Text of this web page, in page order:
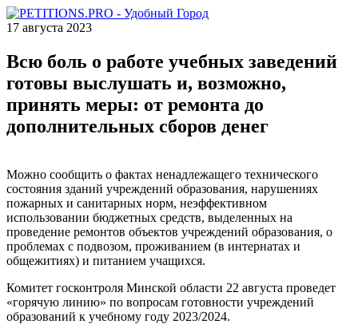
17 августа 2023
Всю боль о работе учебных заведений
готовы выслушать и, возможно,
принять меры: от ремонта до
дополнительных сборов денег
Можно сообщить о фактах ненадлежащего технического
состояния зданий учреждений образования, нарушениях
пожарных и санитарных норм, неэффективном
использовании бюджетных средств, выделенных на
проведение ремонтов объектов учреждений образования, о
проблемах с подвозом, проживанием (в интернатах и
общежитиях) и питанием учащихся.
Комитет госконтроля Минской области 22 августа проведет
«горячую линию» по вопросам готовности учреждений
образований к учебному году 2023/2024.